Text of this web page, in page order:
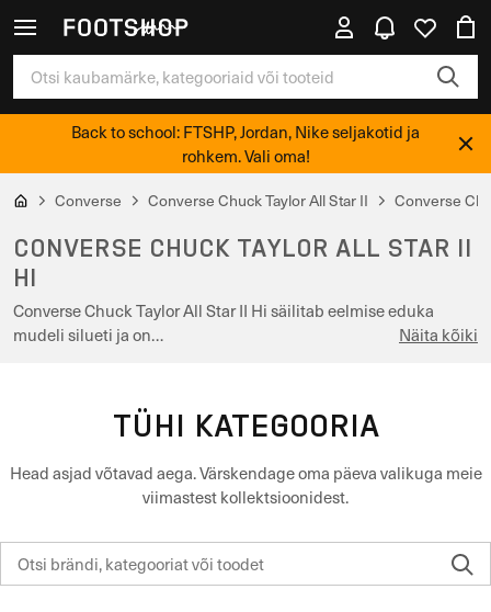
Back to school: FTSHP, Jordan, Nike seljakotid ja
rohkem. Vali oma!
Converse Converse Chuck Taylor All Star II Converse
CONVERSE CHUCK TAYLOR ALL STAR II
HI
Converse Chuck Taylor All Star II Hi säilitab eelmise eduka
mudeli silueti ja on…
Näita kõiki
TÜHI KATEGOORIA
Head asjad võtavad aega. Värskendage oma päeva valikuga meie
viimastest kollektsioonidest.